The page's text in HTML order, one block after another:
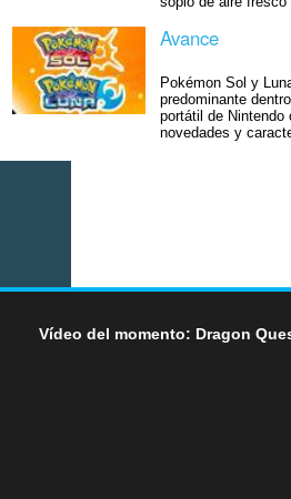
Avance
Pokémon Sol y
predominante
portátil de Nintendo
novedades y
Vídeo del momento: Dragon